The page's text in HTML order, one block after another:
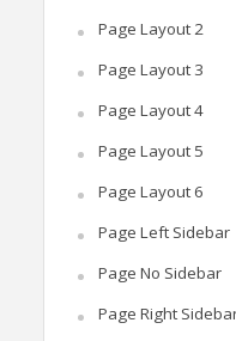
Page Layout 2
Page Layout 3
Page Layout 4
Page Layout 5
Page Layout 6
Page Left Sidebar
Page No Sidebar
Page Right